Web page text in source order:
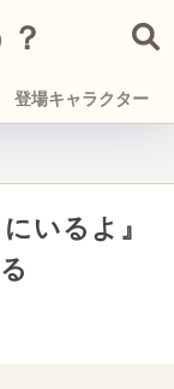
登場キャラクター
いるよ』